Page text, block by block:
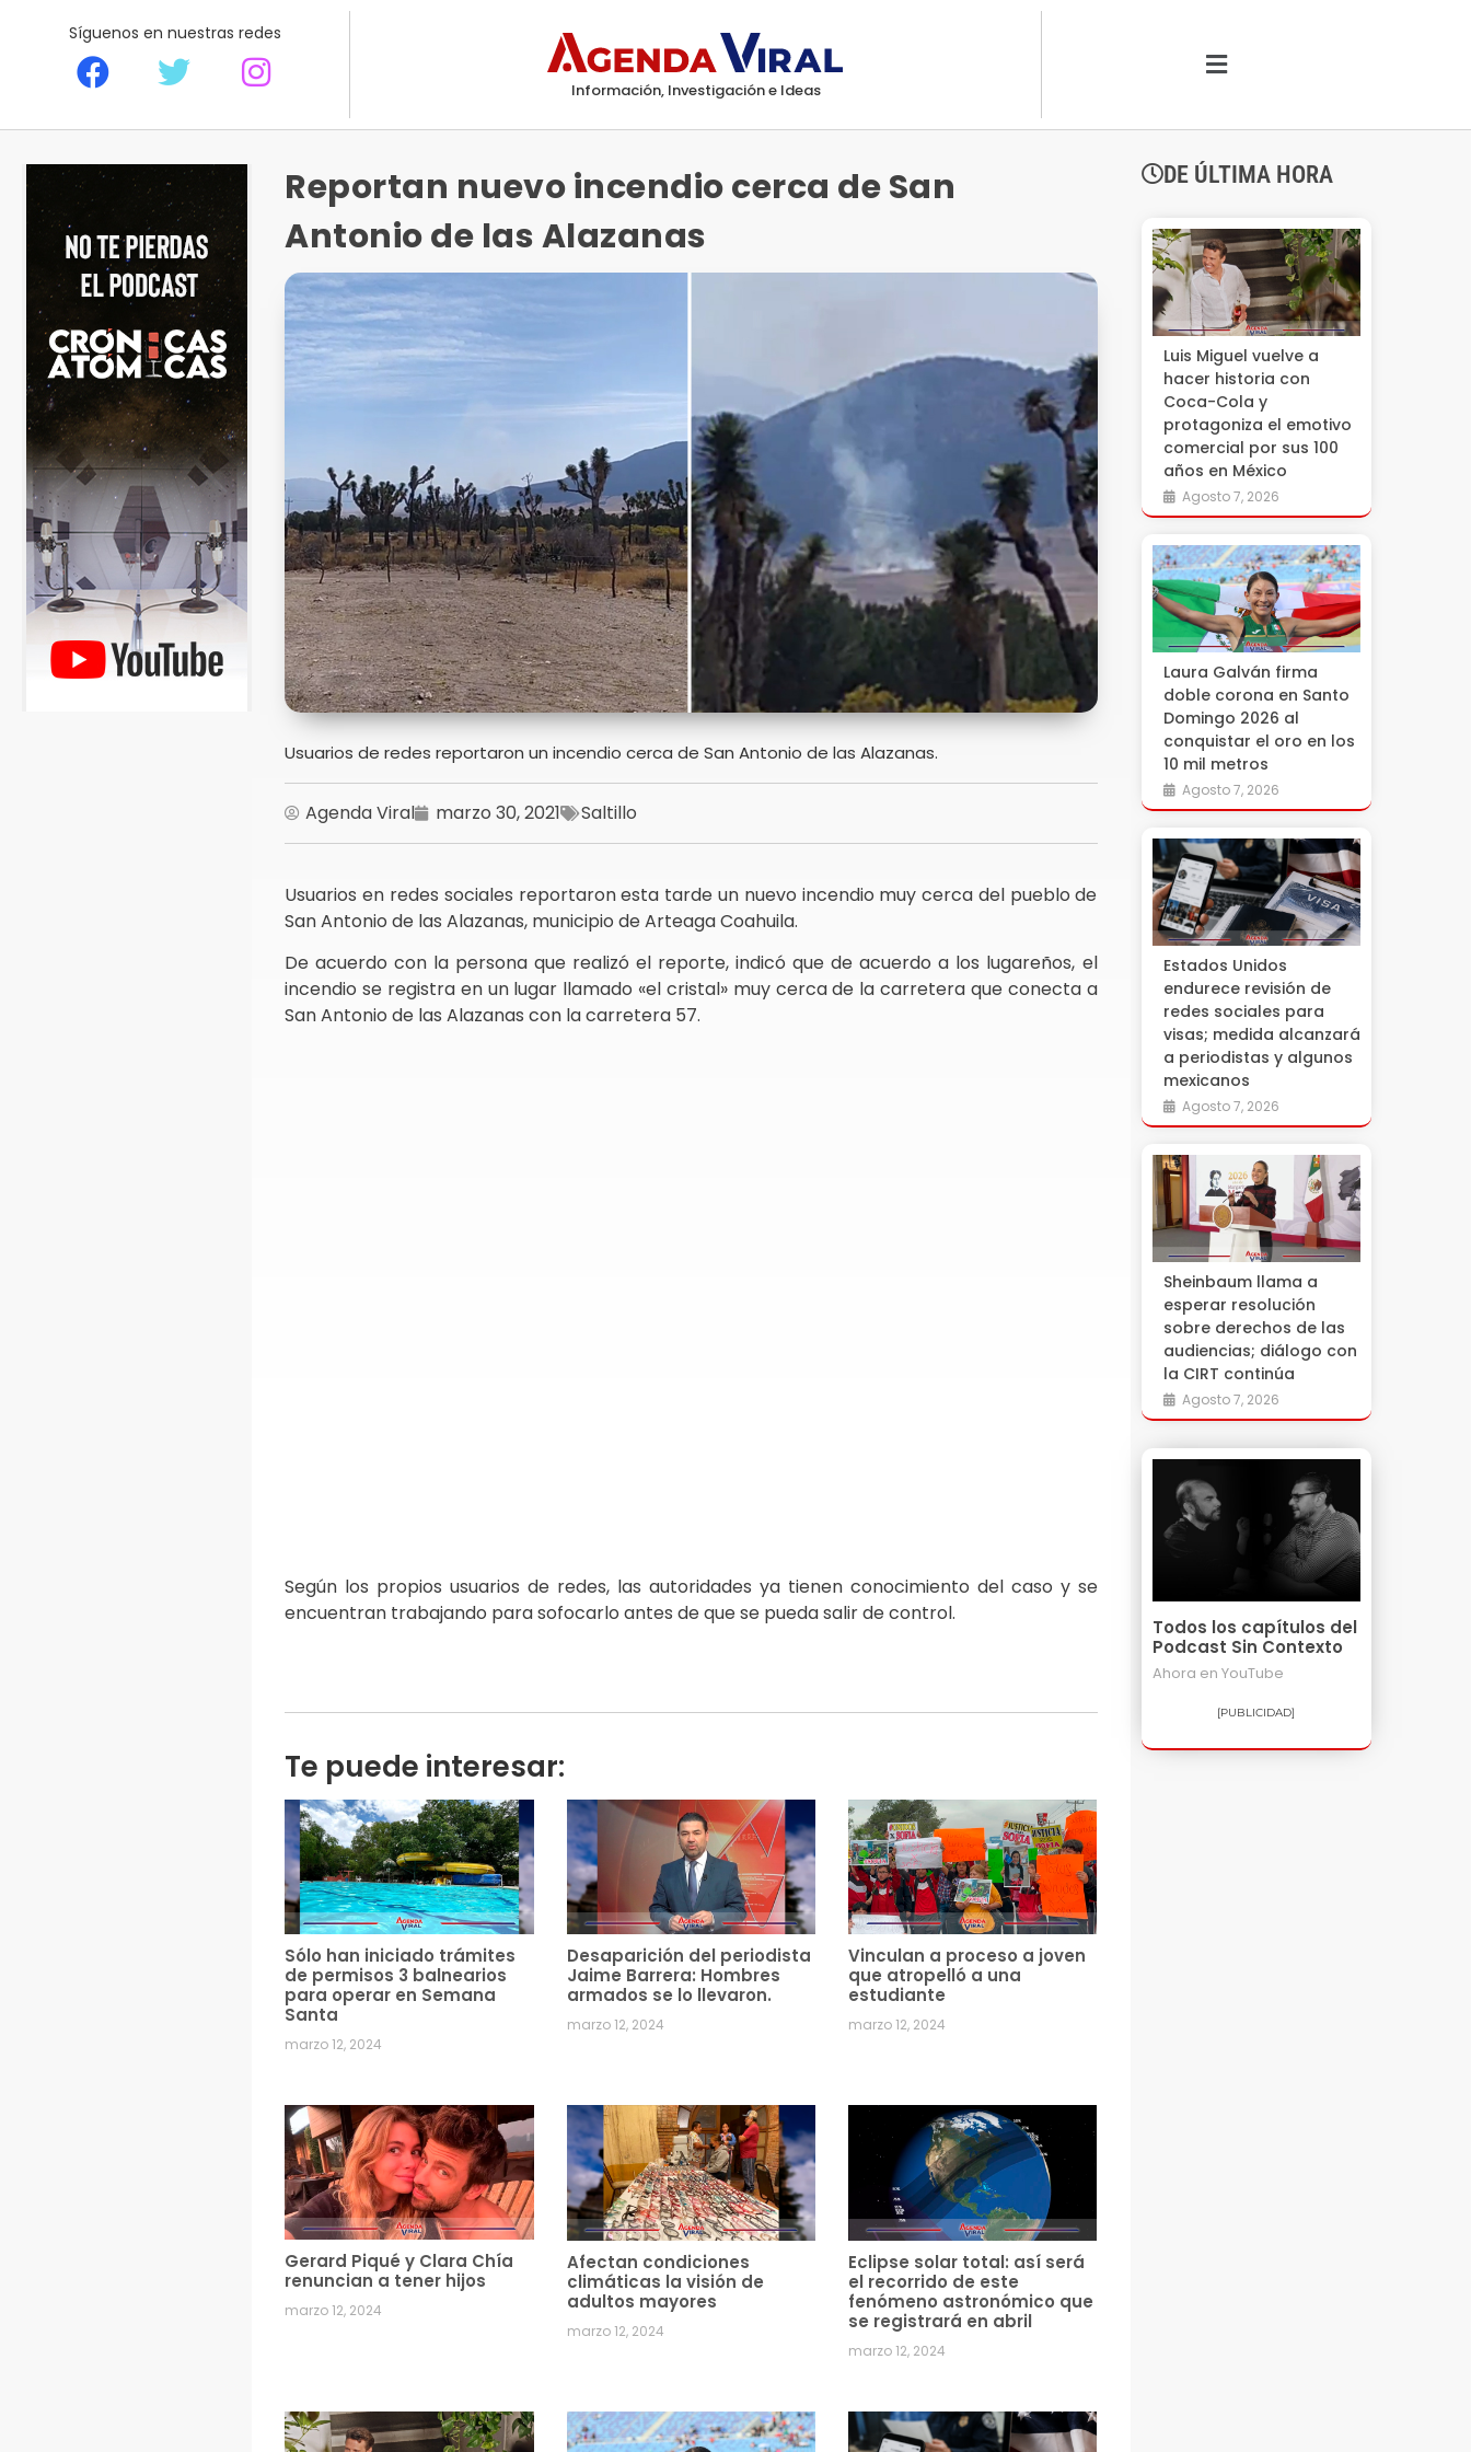
Síguenos en nuestras redes
Información, Investigación e Ideas
Reportan nuevo incendio cerca de San
Antonio de las Alazanas
Usuarios de redes reportaron un incendio cerca de San Antonio de las Alazanas.
Agenda Viral marzo 30, 2021 Saltillo
Usuarios en redes sociales reportaron esta tarde un nuevo incendio muy cerca del pueblo de
San Antonio de las Alazanas, municipio de Arteaga Coahuila.
De acuerdo con la persona que realizó el reporte, indicó que de acuerdo a los lugareños, el
incendio se registra en un lugar llamado «el cristal» muy cerca de la carretera que conecta a
San Antonio de las Alazanas con la carretera 57.
Según los propios usuarios de redes, las autoridades ya tienen conocimiento del caso y se
encuentran trabajando para sofocarlo antes de que se pueda salir de control.
Te puede interesar:
Sólo han iniciado trámites
de permisos 3 balnearios
para operar en Semana
Santa
marzo 12, 2024
Desaparición del periodista
Jaime Barrera: Hombres
armados se lo llevaron.
marzo 12, 2024
Vinculan a proceso a joven
que atropelló a una
estudiante
marzo 12, 2024
Gerard Piqué y Clara Chía
renuncian a tener hijos
marzo 12, 2024
Afectan condiciones
climáticas la visión de
adultos mayores
marzo 12, 2024
Eclipse solar total: así será
el recorrido de este
fenómeno astronómico que
se registrará en abril
marzo 12, 2024
DE ÚLTIMA HORA
Luis Miguel vuelve a
hacer historia con
Coca-Cola y
protagoniza el emotivo
comercial por sus 100
años en México
Agosto 7, 2026
Laura Galván firma
doble corona en Santo
Domingo 2026 al
conquistar el oro en los
10 mil metros
Agosto 7, 2026
Estados Unidos
endurece revisión de
redes sociales para
visas; medida alcanzará
a periodistas y algunos
mexicanos
Agosto 7, 2026
Sheinbaum llama a
esperar resolución
sobre derechos de las
audiencias; diálogo con
la CIRT continúa
Agosto 7, 2026
Todos los capítulos del
Podcast Sin Contexto
Ahora en YouTube
[PUBLICIDAD]